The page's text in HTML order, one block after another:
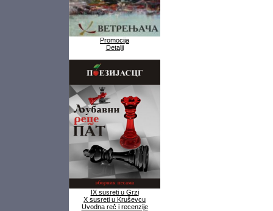
Promocija
Detalji
IX susreti u Grzi
X susreti u Kruševcu
Uvodna reč i recenzije